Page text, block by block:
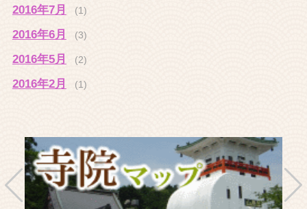
2016年7月 (1)
2016年6月 (3)
2016年5月 (2)
2016年2月 (1)